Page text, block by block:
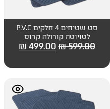
סט שטיחים 4 חלקים P.V.C
קרוס
₪
199.00